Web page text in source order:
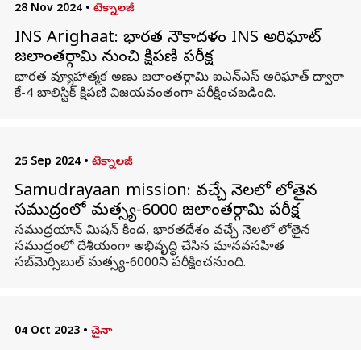
28 Nov 2024 • టెక్నాలజీ
INS Arighaat: భారత నౌకాదళం INS అరిఘాట్
జలాంతర్గామి నుంచి క్షిపణి పరీక్ష
భారత వ్యూహాత్మక అణు జలాంతర్గామి ఐఎన్‌ఎస్‌ అరిఘాత్‌ ద్వారా
కే-4 బాలిస్టిక్‌ క్షిపణి విజయవంతంగా పరీక్షించబడింది.
25 Sep 2024 • టెక్నాలజీ
Samudrayaan mission: వచ్చే నెలలో లోతైన
సముద్రంలో మత్స్య-6000 జలాంతర్గామి పరీక్ష
సముద్రయాన్ మిషన్ కింద, భారతదేశం వచ్చే నెలలో లోతైన
సముద్రంలో దేశీయంగా అభివృద్ధి చేసిన మానవసహిత
సబ్‌మెర్సిబుల్ మత్స్య-6000ని పరీక్షించనుంది.
04 Oct 2023 • చైనా